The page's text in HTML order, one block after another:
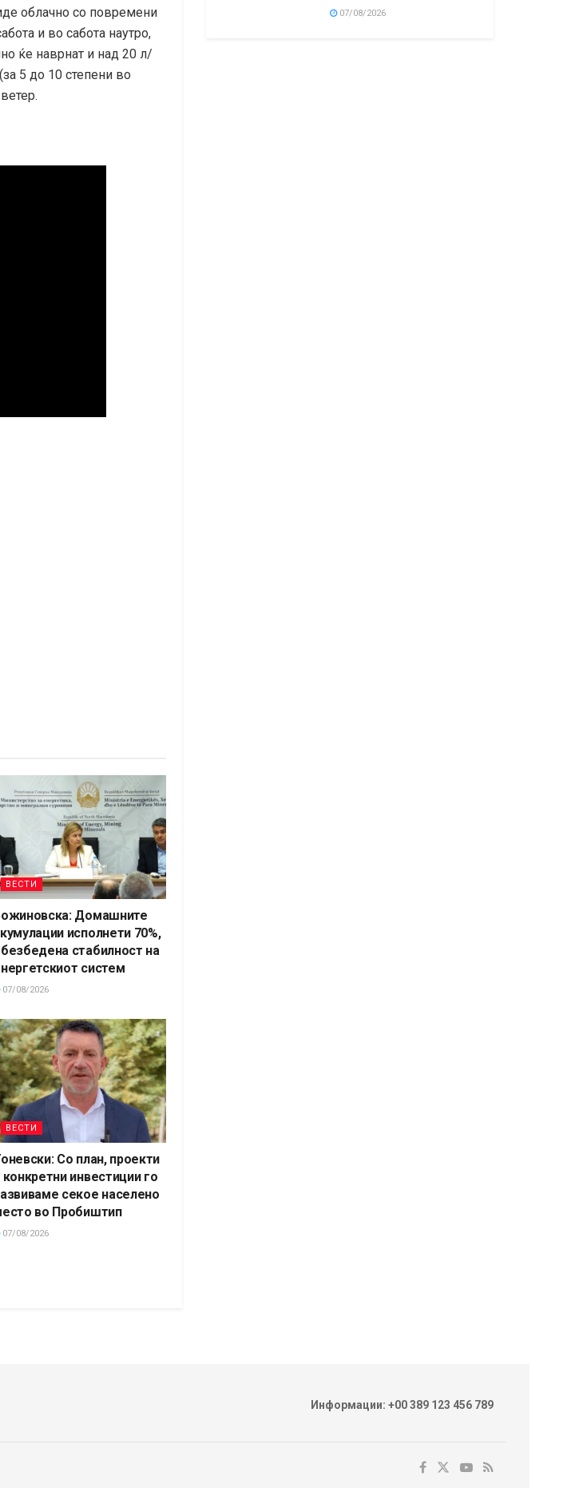
облачно со повремени
и во сабота наутро,
ќе наврнат и над 20 л/
5 до 10 степени во
ВЕСТИ
Домашните
исполнети 70%,
стабилност на
систем
07/08/2026
ВЕСТИ
Со план, проекти
конкретни инвестиции го
секое населено
во Пробиштип
07/08/2026
07/08/2026
Информации: +00 389 123 456 789